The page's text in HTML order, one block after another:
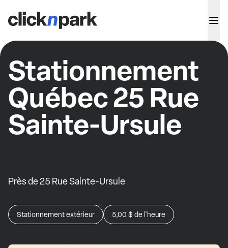
Stationnement
Québec 25 Rue
Sainte-Ursule
Près de 25 Rue Sainte-Ursule
Stationnement extérieur 5,00 $ de l'heure